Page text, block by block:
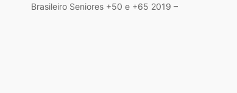
Brasileiro Seniores +50 e +65 2019 –